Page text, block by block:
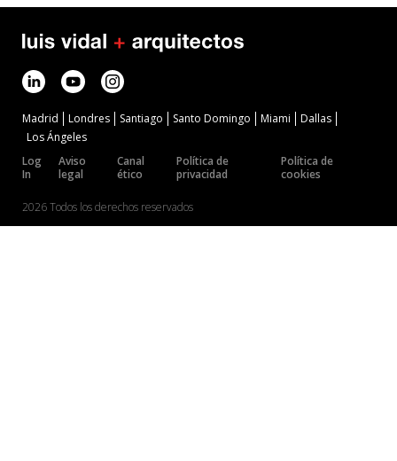
Madrid Londres Santiago Santo Domingo Miami
Dallas
Los Ángeles
Log
In
Aviso
legal
Canal
ético
Política de
privacidad
Política de
cookies
2026 Todos los derechos reservados